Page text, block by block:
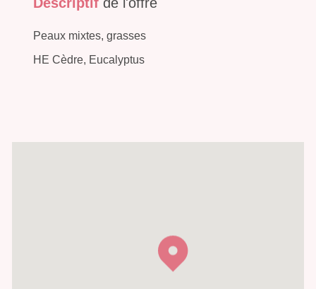
Peaux mixtes, grasses
HE Cèdre, Eucalyptus